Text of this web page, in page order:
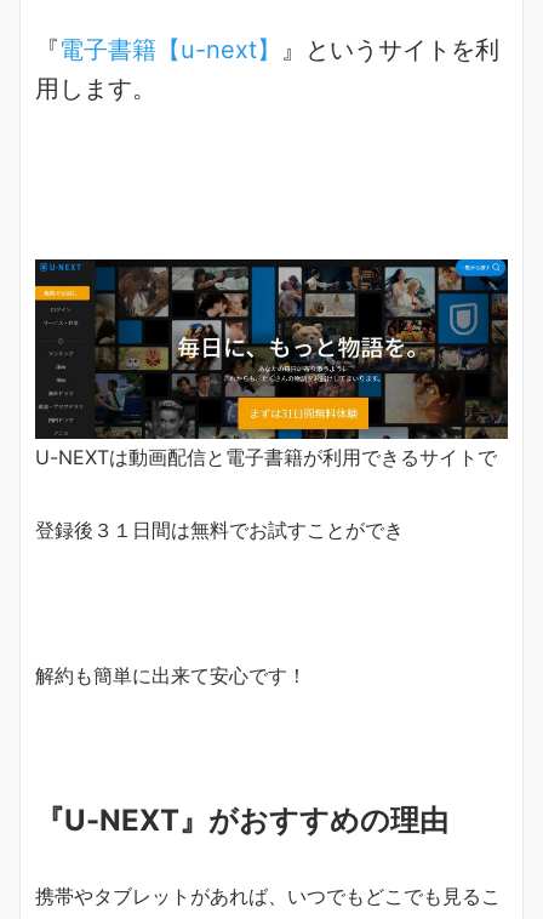
『電子書籍【u-next】 』というサイトを利
用します。
U-NEXTは動画配信と電子書籍が利用できるサイトで
登録後３１日間は無料でお試すことができ
解約も簡単に出来て安心です！
『U-NEXT』がおすすめの理由
携帯やタブレットがあれば、いつでもどこでも見るこ